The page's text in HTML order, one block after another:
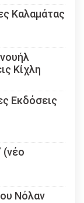
Καλαμάτας
Κίχλη
Εκδόσεις
(νέο
Νόλαν